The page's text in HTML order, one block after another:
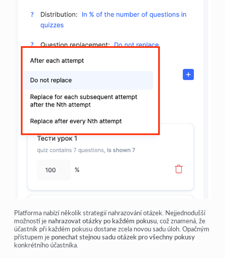
Platforma nabízí několik strategií nahrazování otázek. Nejjednodušší
možností jenahrazovat otázky po každém pokusu , což znamená, že
účastník při každém pokusu dostane zcela novou sadu úloh. Opačným
přístupem jeponechat stejnou sadu otázek pro všechny pokusy
konkrétního účastníka.